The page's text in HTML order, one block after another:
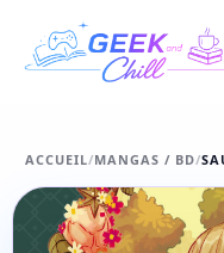
ACCUEIL/MANGAS / BD/